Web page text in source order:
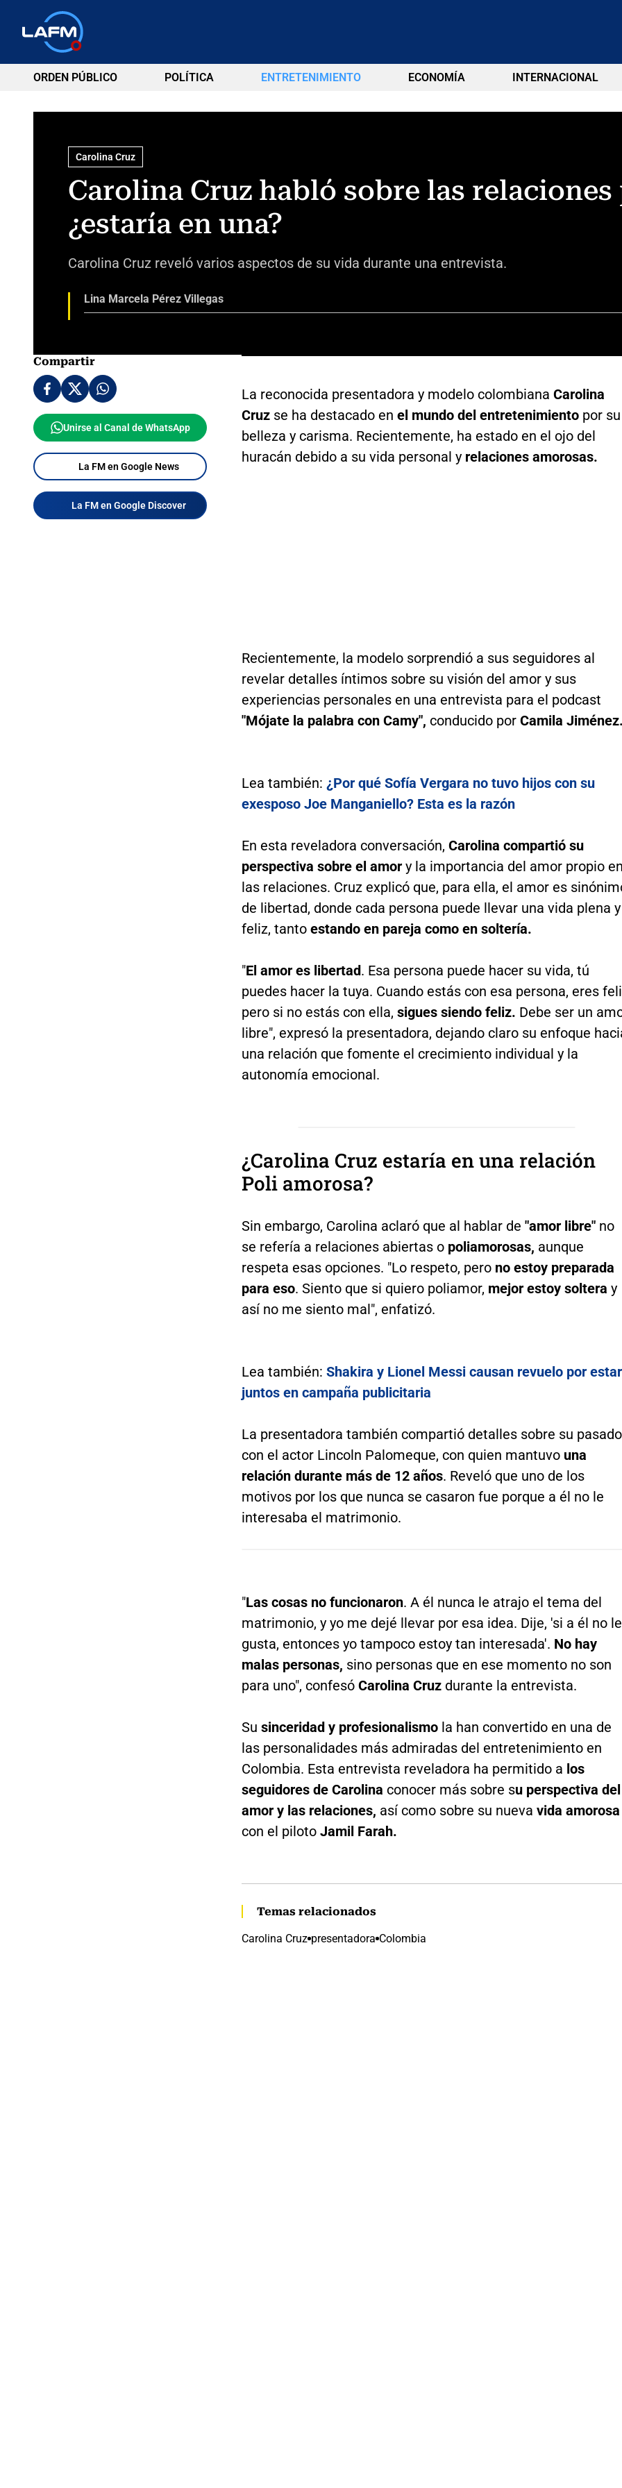
ORDEN PÚBLICO POLÍTICA ENTRETENIMIENTO ECONOMÍA INTERNACIONAL
Carolina Cruz
Carolina Cruz habló sobre las
¿estaría en una?
Carolina Cruz reveló varios aspectos de su vida durante una entrevista.
Lina Marcela Pérez Villegas
Compartir
Unirse al Canal de WhatsApp
La FM en Google News
La FM en Google Discover
La reconocida presentadora y modelo colombiana Carolina
Cruzse ha destacado en el mundo del entretenimientopor su
belleza y carisma. Recientemente, ha estado en el ojo del
huracán debido a su vida personal y relaciones amorosas.
Recientemente, la modelo sorprendió a sus seguidores al
revelar detalles íntimos sobre su visión del amor y sus
experiencias personales en una entrevista para el podcast
"Mójate la palabra con Camy", conducido por Camila Jiménez.
Lea también: ¿Por qué Sofía Vergara no tuvo hijos con su
exesposo Joe Manganiello? Esta es la razón
En esta reveladora conversación, Carolina compartió su
perspectiva sobre el amory la importancia del amor propio en
las relaciones. Cruz explicó que, para ella, el amor es
de libertad, donde cada persona puede llevar una vida plena y
feliz, tanto estando en pareja como en soltería.
"El amor es libertad. Esa persona puede hacer su vida, tú
puedes hacer la tuya. Cuando estás con esa persona, eres
pero si no estás con ella, sigues siendo feliz. Debe ser un
libre", expresó la presentadora, dejando claro su enfoque
una relación que fomente el crecimiento individual y la
autonomía emocional.
¿Carolina Cruz estaría en una relación
Poli amorosa?
Sin embargo, Carolina aclaró que al hablar de "amor libre" no
se refería a relaciones abiertas o poliamorosas, aunque
respeta esas opciones. "Lo respeto, pero no estoy preparada
para eso. Siento que si quiero poliamor, mejor estoy soltera y
así no me siento mal", enfatizó.
Lea también: Shakira y Lionel Messi causan revuelo por estar
juntos en campaña publicitaria
La presentadora también compartió detalles sobre su pasado
con el actor Lincoln Palomeque, con quien mantuvo una
relación durante más de 12 años. Reveló que uno de los
motivos por los que nunca se casaron fue porque a él no le
interesaba el matrimonio.
"Las cosas no funcionaron. A él nunca le atrajo el tema del
matrimonio, y yo me dejé llevar por esa idea. Dije, 'si a él no le
gusta, entonces yo tampoco estoy tan interesada'. No hay
malas personas, sino personas que en ese momento no son
para uno", confesóCarolina Cruzdurante la entrevista.
Su sinceridad y profesionalismola han convertido en una de
las personalidades más admiradas del entretenimiento en
Colombia. Esta entrevista reveladora ha permitido a los
seguidores de Carolina conocer más sobre su perspectiva del
amor y las relaciones, así como sobre su nueva vida amorosa
con el piloto Jamil Farah.
Temas relacionados
Carolina Cruz presentadora Colombia